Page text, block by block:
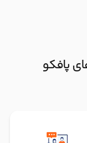
پافکو